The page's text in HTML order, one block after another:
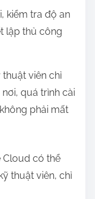
kiểm tra độ an
lập thủ công
viên chỉ
quá trình cài
phải mất
Cloud có thể
thuật viên, chỉ